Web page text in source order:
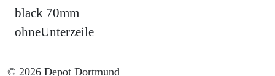
© 2026 Depot Dortmund